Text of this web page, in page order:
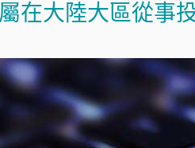
在大陸大區從事